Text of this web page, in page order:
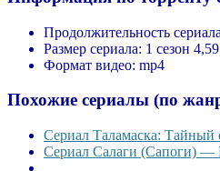
Продолжительность
Размер сериала: 1 сезон
Формат видео: mp4
Похожие сериалы (по
Сериал Таламаска: Тайный
Сериал Салаги (Сапоги) —